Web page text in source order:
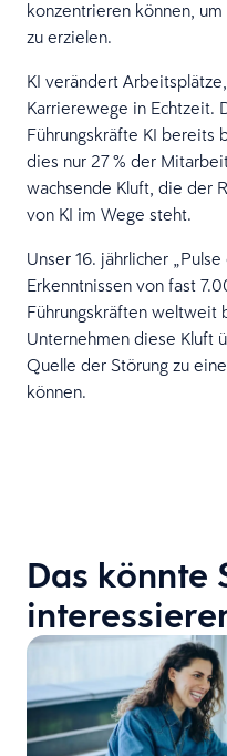
konzentrieren können,
zu erzielen.
KI verändert
Karrierewege in Echtzeit.
Führungskräfte KI bereits
dies nur 27 % der
wachsende Kluft, die der
von KI im Wege steht.
Unser 16. jährlicher
Erkenntnissen von fast
Führungskräften weltweit
Unternehmen diese Kluft
Quelle der Störung zu
können.
Das könnte